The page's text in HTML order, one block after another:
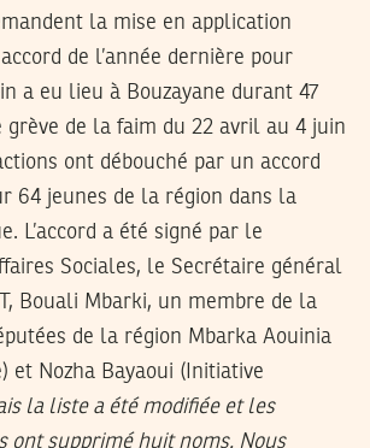
la mise en application
de l’année dernière pour
a eu lieu à Bouzayane durant 47
grève de la faim du 22 avril au 4 juin
ont débouché par un accord
64 jeunes de la région dans la
L’accord a été signé par le
Sociales, le Secrétaire général
Bouali Mbarki, un membre de la
de la région Mbarka Aouinia
et Nozha Bayaoui (Initiative
la liste a été modifiée et les
ont supprimé huit noms. Nous